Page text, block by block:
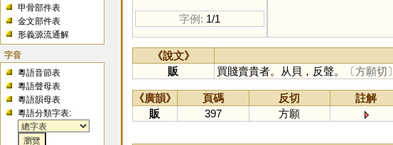
甲骨部件表
金文部件表
形義源流通解
字音
粵語音節表
粵語聲母表
粵語韻母表
粵語分類字表:
字例: 1/1
《說文》
販
買賤賣貴者。从貝，反聲。 〔方願切〕
《廣韻》 頁碼 反切
註解
販
397 方願